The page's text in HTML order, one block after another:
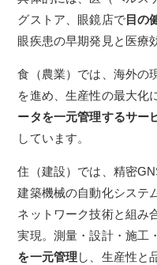
グストア、眼鏡店で目の
眼疾患の早期発見と医療
食（農業）では、海外の
を進め、生産性の最大化
ータを一元管理するサー
しています。
住（建設）では、精密
建築機械の自動化システ
ネットワーク技術と組み
実現。 測量・設計・施工
を一元管理し、生産性と